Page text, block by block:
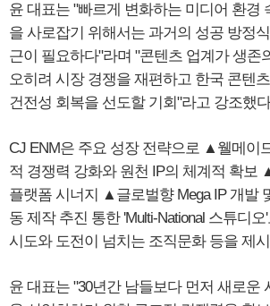
윤 대표는 "빠르게 변화하는 미디어 환경
을 사로잡기 위해서는 과거의 성공 방정
근이 필요하다"라며 "콘텐츠 업계가 생존
오히려 시장 경쟁을 재편하고 한국 콘텐
건전성 회복을 선도할 기회"라고 강조했
CJ ENM은 주요 성장 전략으로 ▲웰메이
적 경쟁력 강화와 원천 IP의 체계적 확보
플랫폼 시너지 ▲글로벌향 Mega IP 개발
동 제작 추진 통한 'Multi-National 스튜디
시도와 도전이 넘치는 조직문화 등을 제
윤 대표는 "30년간 남들보다 먼저 새로운